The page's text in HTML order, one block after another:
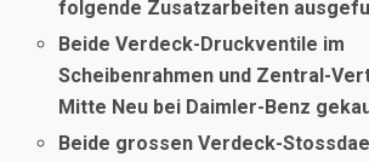
folgende Zusatzarbeiten
Beide Verdeck-Druckventile im
Scheibenrahmen und Zentral-
Mitte Neu bei Daimler-Benz
Beide grossen Verdeck-